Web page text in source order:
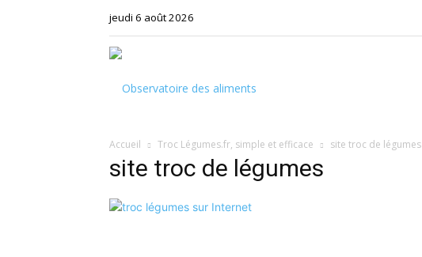
jeudi 6 août 2026
des
Accueil Troc Légumes.fr, simple et efficace site troc de légumes
site troc de légumes